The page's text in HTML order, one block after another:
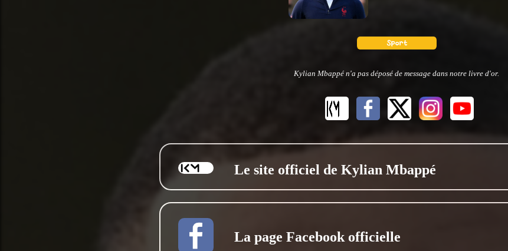
Kylian Mbappé n'a pas déposé de message dans notre livre d'or.
Le site officiel de Kylian Mbappé
La page Facebook officielle